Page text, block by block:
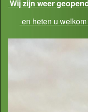
Wij zijn weer
en heten u